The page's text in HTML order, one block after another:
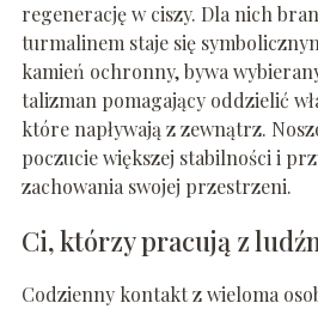
regenerację w ciszy. Dla nich
turmalinem staje się
kamień ochronny, bywa
talizman pomagający oddzielić
które napływają z zewnątrz.
poczucie większej stabilności i
zachowania swojej przestrzeni.
Ci, którzy pracują z
Codzienny kontakt z wieloma